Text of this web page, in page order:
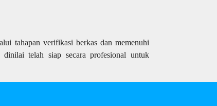
tahapan verifikasi berkas dan memenuhi
dinilai telah siap secara profesional untuk